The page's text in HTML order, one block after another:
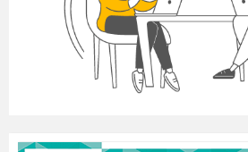
9.To dress well.
(Pupils speak on each problem)
2.Teacher: So, pupils, who are